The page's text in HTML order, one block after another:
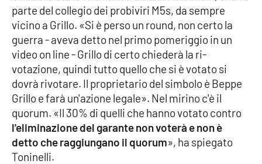
Cosenza
Lamezia Terme
PROGETTI
SPECIALI
Buona Sanità Calabria
parte del collegio dei probiviri M5s, da sempre
vicino a Grillo. «Si è perso un round, non certo la
guerra - aveva detto nel primo pomeriggio in un
video on line - Grillo di certo chiederà la ri-
votazione, quindi tutto quello che si è votato si
dovrà rivotare. Il proprietario del simbolo è Beppe
Grillo e farà un'azione legale». Nel mirino c'è il
quorum. «Il 30% di quelli che hanno votato contro
l'eliminazione del garante non voterà e non è
detto che raggiungano il quorum», ha spiegato
Toninelli.